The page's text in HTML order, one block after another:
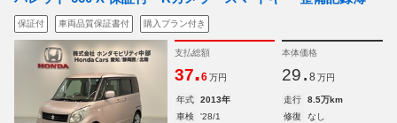
保証付 車両品質保証書付 購入プラン付き
支払総額
37.6 万円
本体価格
29. 8 万円
年式 2013年 走行
8.5万km
車検
'28/1 修復
なし